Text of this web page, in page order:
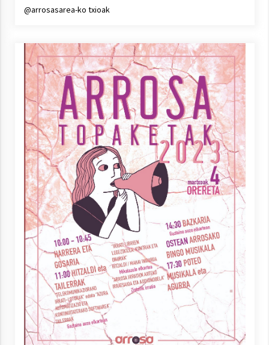
@arrosasarea-ko txioak